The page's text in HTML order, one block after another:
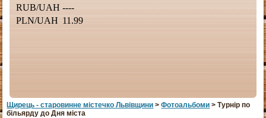
Щирець - старовинне мiстечко Львiвщини >Фотоальбоми > Турнір по
більярду до Дня міста